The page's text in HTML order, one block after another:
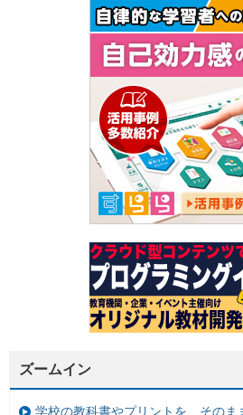
ズームイン
学校の教科書やプリントを、その